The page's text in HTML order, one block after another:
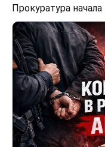
Прокуратура